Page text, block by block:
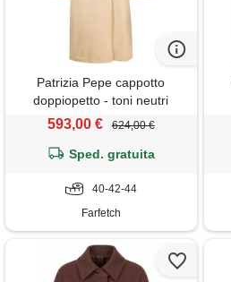
Patrizia Pepe cappotto
doppiopetto - toni neutri
593,00 € 624,00 €
Sped. gratuita
40-42-44
Farfetch